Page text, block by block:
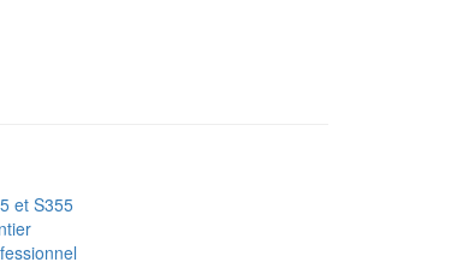
et S355